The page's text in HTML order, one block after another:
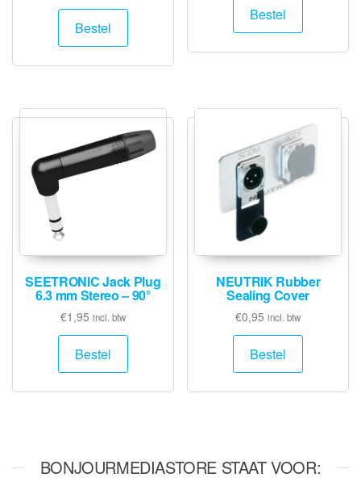
Bestel
Bestel
SEETRONIC Jack Plug
6.3 mm Stereo – 90°
€1,95 incl. btw
Bestel
NEUTRIK Rubber
Sealing Cover
€0,95 incl. btw
Bestel
BONJOURMEDIASTORE STAAT VOOR: